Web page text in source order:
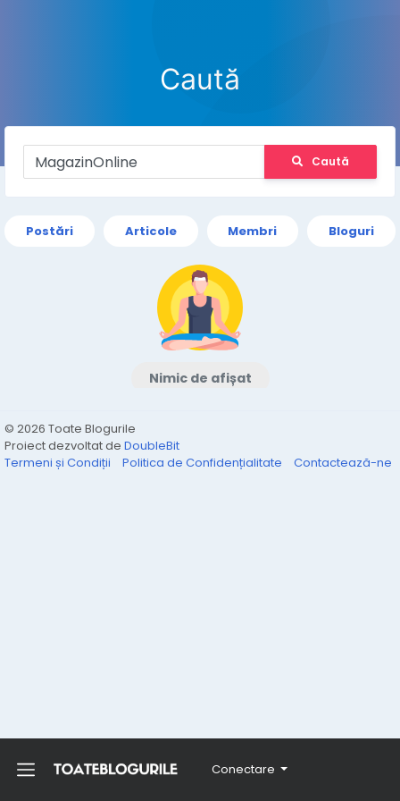
Conectare
Caută
Caută
Postări Articole Membri Bloguri
Nimic de afișat
© 2026 Toate Blogurile
Proiect dezvoltat de DoubleBit
Termeni și Condiții
Politica de Confidențialitate Contactează-ne